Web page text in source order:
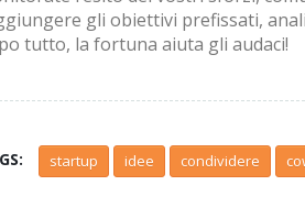
gli obiettivi prefissati,
tutto, la fortuna aiuta gli audaci!
startup idee condividere